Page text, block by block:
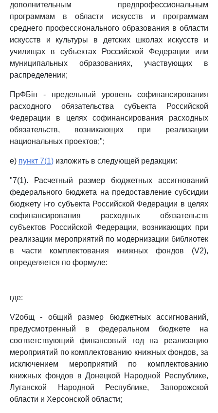
дополнительным предпрофессиональным
программам в области искусств и программам
среднего профессионального образования в области
искусств и культуры в детских школах искусств и
училищах в субъектах Российской Федерации или
муниципальных образованиях, участвующих в
распределении;
ПрФБiн - предельный уровень софинансирования
расходного обязательства субъекта Российской
Федерации в целях софинансирования расходных
обязательств, возникающих при реализации
национальных проектов;";
е) пункт 7(1) изложить в следующей редакции:
"7(1). Расчетный размер бюджетных ассигнований
федерального бюджета на предоставление субсидии
бюджету i-го субъекта Российской Федерации в целях
софинансирования расходных обязательств
субъектов Российской Федерации, возникающих при
реализации мероприятий по модернизации библиотек
в части комплектования книжных фондов (V2),
определяется по формуле:
где:
V2общ - общий размер бюджетных ассигнований,
предусмотренный в федеральном бюджете на
соответствующий финансовый год на реализацию
мероприятий по комплектованию книжных фондов, за
исключением мероприятий по комплектованию
книжных фондов в Донецкой Народной Республике,
Луганской Народной Республике, Запорожской
области и Херсонской области;